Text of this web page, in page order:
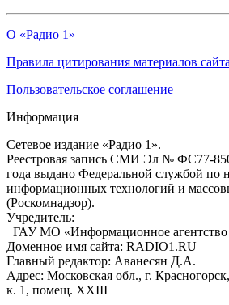
О «Радио 1»
Правила цитирования материалов
Пользовательское соглашение
Информация
Сетевое издание «Радио 1».
Реестровая запись СМИ Эл № ФС77-
года выдано Федеральной службой по
информационных технологий и
(Роскомнадзор).
Учредитель:
ГАУ МО «Информационное агентство
Доменное имя сайта: RADIO1.RU
Главный редактор: Аванесян Д.А.
Адрес: Московская обл., г.
к. 1, помещ. XXIII